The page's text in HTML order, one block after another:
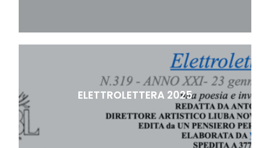
ELETTROLETTERA 2025